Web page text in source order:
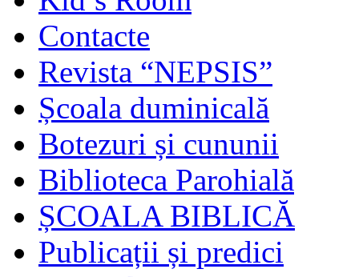
Contacte
Revista “NEPSIS”
Școala duminicală
Botezuri și cununii
Biblioteca Parohială
ȘCOALA BIBLICĂ
Publicații și predici